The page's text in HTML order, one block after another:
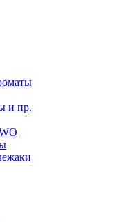
и пр.